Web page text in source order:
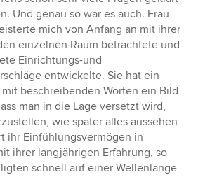
Und genau so war es auch. Frau
mich von Anfang an mit ihrer
einzelnen Raum betrachtete und
Einrichtungs-und
entwickelte. Sie hat ein
beschreibenden Worten ein Bild
man in die Lage versetzt wird,
wie später alles aussehen
ihr Einfühlungsvermögen in
ihrer langjährigen Erfahrung, so
schnell auf einer Wellenlänge